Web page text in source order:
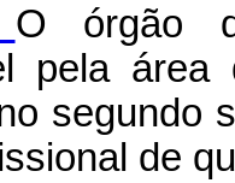
O órgão
pela
segundo
de